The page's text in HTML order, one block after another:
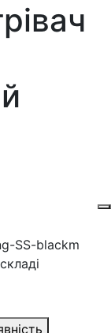
SS-blackm